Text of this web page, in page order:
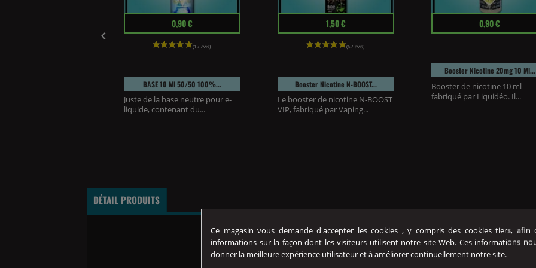

0,90 €
BASE 10 Ml 50/50 100%...
Juste de la base neutre pour e-
liquide, contenant du...
1,50 €
Booster Nicotine N-BOOST...
Le booster de nicotine N-BOOST
VIP, fabriqué par Vaping...
0,90 €
Booster Nicotine 20mg 10 Ml...
Booster de nicotine 10 ml
fabriqué par Liquidéo. Il...
DÉTAIL PRODUITS
Ce magasin vous demande d'accepter les cookies , y compris des cookies tiers, afin
informations sur la façon dont les visiteurs utilisent notre site Web. Ces informations
donner la meilleure expérience utilisateur et à améliorer continuellement notre site.